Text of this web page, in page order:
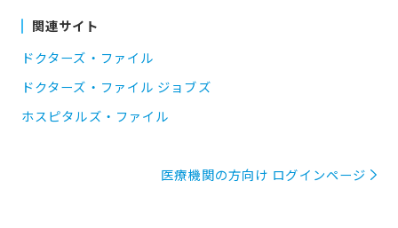
関連サイト
ドクターズ・ファイル
ドクターズ・ファイル ジョブズ
ホスピタルズ・ファイル
医療機関の方向け ログインページ